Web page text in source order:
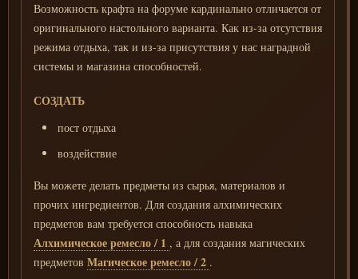
Возможность крафта на форуме кардинально отличается от
оригинального настольного варианта. Как из-за отсутствия
режима отдыха, так и из-за присутствия у нас наградной
системы и магазина способностей.
СОЗДАТЬ
пост отдыха
воздействие
Вы можете делать предметы из сырья, материалов и
прочих ингредиентов. Для создания алхимических
предметов вам требуется способность навыка
Алхимическое ремесло / 1 , а для создания магических
предметов Магическое ремесло / 2 .